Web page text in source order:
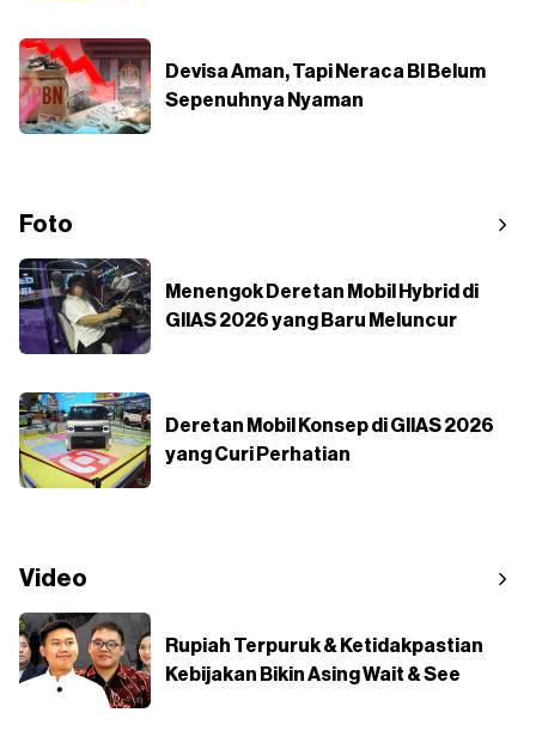
Devisa Aman, Tapi Neraca BI Belum
Sepenuhnya Nyaman
Foto
Menengok Deretan Mobil Hybrid di
GIIAS 2026 yang Baru Meluncur
Deretan Mobil Konsep di GIIAS 2026
yang Curi Perhatian
Video
Rupiah Terpuruk & Ketidakpastian
Kebijakan Bikin Asing Wait & See